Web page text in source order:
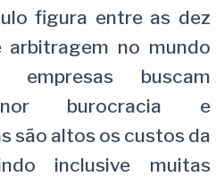
figura entre as dez
arbitragem no mundo
buscam
burocracia e
são altos os custos da
inclusive muitas